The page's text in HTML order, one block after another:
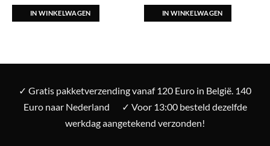
IN WINKELWAGEN IN WINKELWAGEN
✓ Gratis pakketverzending vanaf 120 Euro in België. 140
Euro naar Nederland
✓ Voor 13:00 besteld dezelfde
werkdag aangetekend verzonden!